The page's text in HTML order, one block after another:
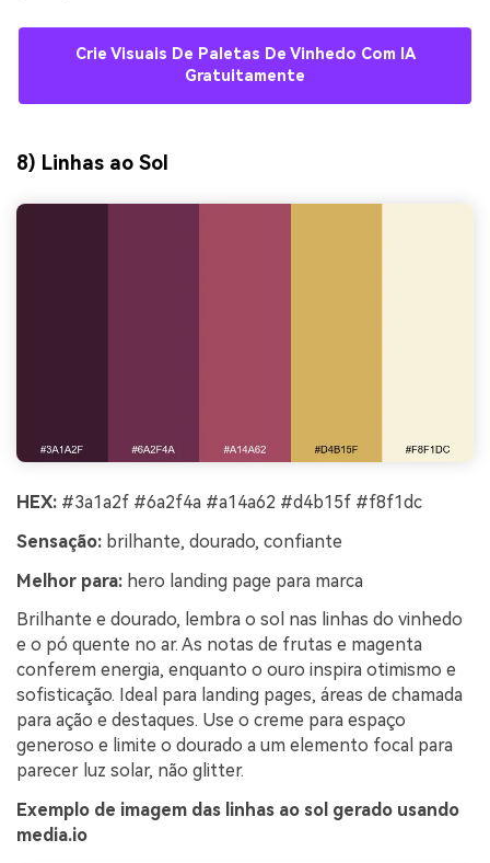
Crie Visuais De Paletas De Vinhedo Com IA
Gratuitamente
8) Linhas ao Sol
HEX: #3a1a2f #6a2f4a #a14a62 #d4b15f #f8f1dc
Sensação: brilhante, dourado, confiante
Melhor para: hero landing page para marca
Brilhante e dourado, lembra o sol nas linhas do vinhedo
e o pó quente no ar. As notas de frutas e magenta
conferem energia, enquanto o ouro inspira otimismo e
sofisticação. Ideal para landing pages, áreas de chamada
para ação e destaques. Use o creme para espaço
generoso e limite o dourado a um elemento focal para
parecer luz solar, não glitter.
Exemplo de imagem das linhas ao sol gerado usando
media.io